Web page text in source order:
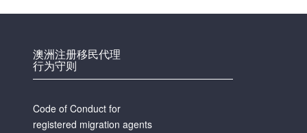
澳洲注册移民代理
行为守则
Code of Conduct for
registered migration agents